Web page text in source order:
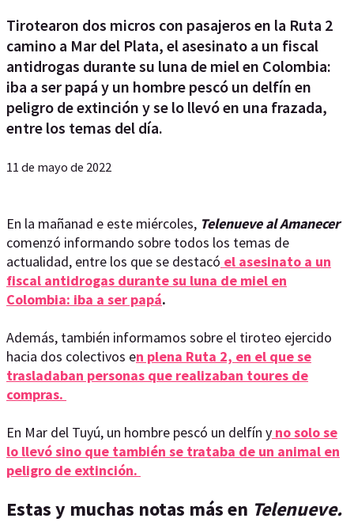
Tirotearon dos micros con pasajeros en la Ruta 2
camino a Mar del Plata, el asesinato a un fiscal
antidrogas durante su luna de miel en Colombia:
iba a ser papá y un hombre pescó un delfín en
peligro de extinción y se lo llevó en una frazada,
entre los temas del día.
11 de mayo de 2022
En la mañanad e este miércoles, Telenueve al Amanecer
comenzó informando sobre todos los temas de
actualidad, entre los que se destacó el asesinato a un
fiscal antidrogas durante su luna de miel en
Colombia: iba a ser papá.
Además, también informamos sobre el tiroteo ejercido
hacia dos colectivos en plena Ruta 2, en el que se
trasladaban personas que realizaban toures de
compras.
En Mar del Tuyú, un hombre pescó un delfín y no solo se
lo llevó sino que también se trataba de un animal en
peligro de extinción.
Estas y muchas notas más en Telenueve.